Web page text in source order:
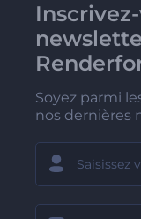
Soyez parmi
nos dernières